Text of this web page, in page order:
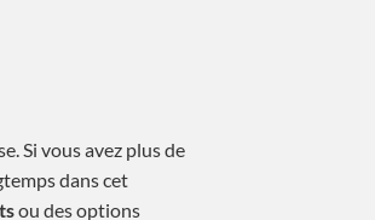
Si vous avez plus de
dans cet
ou des options